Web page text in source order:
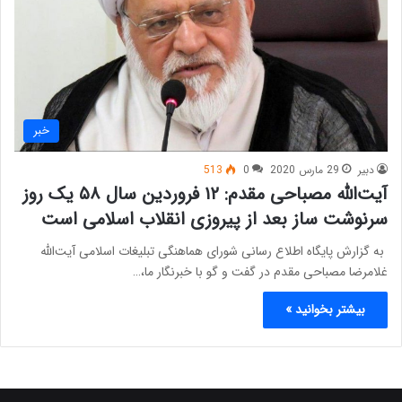
خبر
دبیر 29 مارس 2020 0
513
آیت‌الله مصباحی مقدم: ۱۲ فروردین سال ۵۸ یک روز
سرنوشت ساز بعد از پیروزی انقلاب اسلامی است
به گزارش پایگاه اطلاع رسانی شورای هماهنگی تبلیغات اسلامی آیت‌الله
غلامرضا مصباحی مقدم در گفت و گو با خبرنگار ما،…
بیشتر بخوانید »